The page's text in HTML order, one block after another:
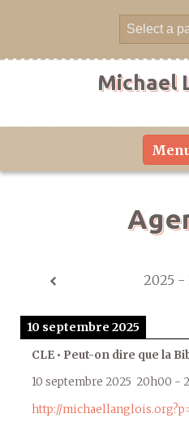
Michael
2025 -
10 septembre 2025
CLE • Peut-on dire que la
10 septembre 2025 20h00 -
http://